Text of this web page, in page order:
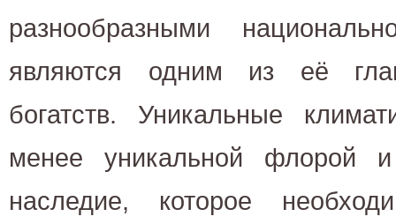
разнообразными
являются одним из её
богатств. Уникальные
менее уникальной флорой
наследие, которое